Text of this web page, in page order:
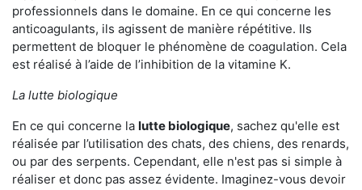
professionnels dans le domaine. En ce qui concerne les
anticoagulants, ils agissent de manière répétitive. Ils
permettent de bloquer le phénomène de coagulation. Cela
est réalisé à l’aide de l’inhibition de la vitamine K.
La lutte biologique
En ce qui concerne la lutte biologique, sachez qu'elle est
réalisée par l’utilisation des chats, des chiens, des renards,
ou par des serpents. Cependant, elle n'est pas si simple à
réaliser et donc pas assez évidente. Imaginez-vous devoir